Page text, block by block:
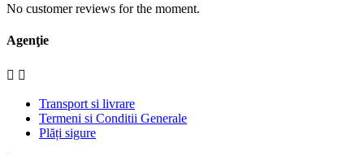
No customer reviews for the moment.
Agenţie
 
Transport si livrare
Termeni si Conditii Generale
Plăți sigure